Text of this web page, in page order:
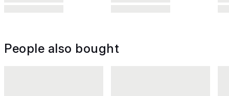
People also bought